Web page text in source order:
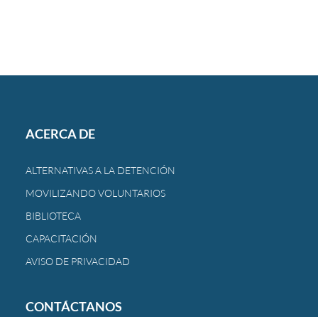
ACERCA DE
ALTERNATIVAS A LA DETENCIÓN
MOVILIZANDO VOLUNTARIOS
BIBLIOTECA
CAPACITACIÓN
AVISO DE PRIVACIDAD
CONTÁCTANOS